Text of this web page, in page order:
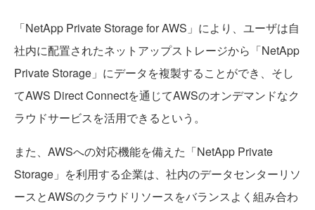
「NetApp Private Storage for AWS」により、ユーザは自
社内に配置されたネットアップストレージから「NetApp
Private Storage」にデータを複製することができ、そし
てAWS Direct Connectを通じてAWSのオンデマンドなク
ラウドサービスを活用できるという。
また、AWSへの対応機能を備えた「NetApp Private
Storage」を利用する企業は、社内のデータセンターリソ
ースとAWSのクラウドリソースをバランスよく組み合わ